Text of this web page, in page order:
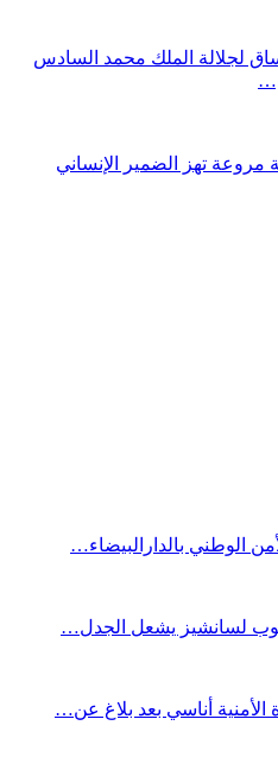
لجلالة الملك محمد السادس
مروعة تهز الضمير الإنساني
الوطني بالدارالبيضاء…
لسانشيز يشعل الجدل…
أناسي بعد بلاغ عن…